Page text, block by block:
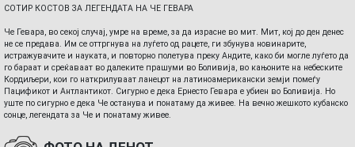
СОТИР КОСТОВ ЗА ЛЕГЕНДАТА НА ЧЕ ГЕВАРА
Че Гевара, во секој случај, умре на време, за да израсне во мит. Мит, кој до ден денес
не се предава. Им се оттргнува на луѓето од рацете, ги збунува новинарите,
истражувачите и науката, и повторно полетува преку Андите, како би могле луѓето да
го бараат и среќаваат во далеките прашуми во Боливија, во кањоните на небеските
Кордиљери, кои го наткрилуваат ланецот на латиноамерикански земји помеѓу
Пацификот и Антлантикот. Сигурно е дека Ернесто Гевара е убиен во Боливија. Но
уште по сигурно е дека Че останува и понатаму да живее. На вечно жешкото кубанско
сонце, легендата за Че и понатаму живее.